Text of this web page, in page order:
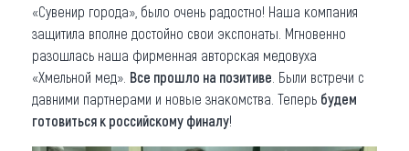
«Сувенир города», было очень радостно! Наша компания
защитила вполне достойно свои экспонаты. Мгновенно
разошлась наша фирменная авторская медовуха
«Хмельной мед». Все прошло на позитиве . Были встречи с
давними партнерами и новые знакомства. Теперь будем
готовиться к российскому финалу!